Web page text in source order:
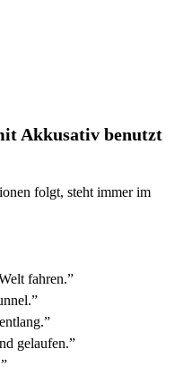
Akkusativ benutzt
folgt, steht immer im
fahren.”
gelaufen.”